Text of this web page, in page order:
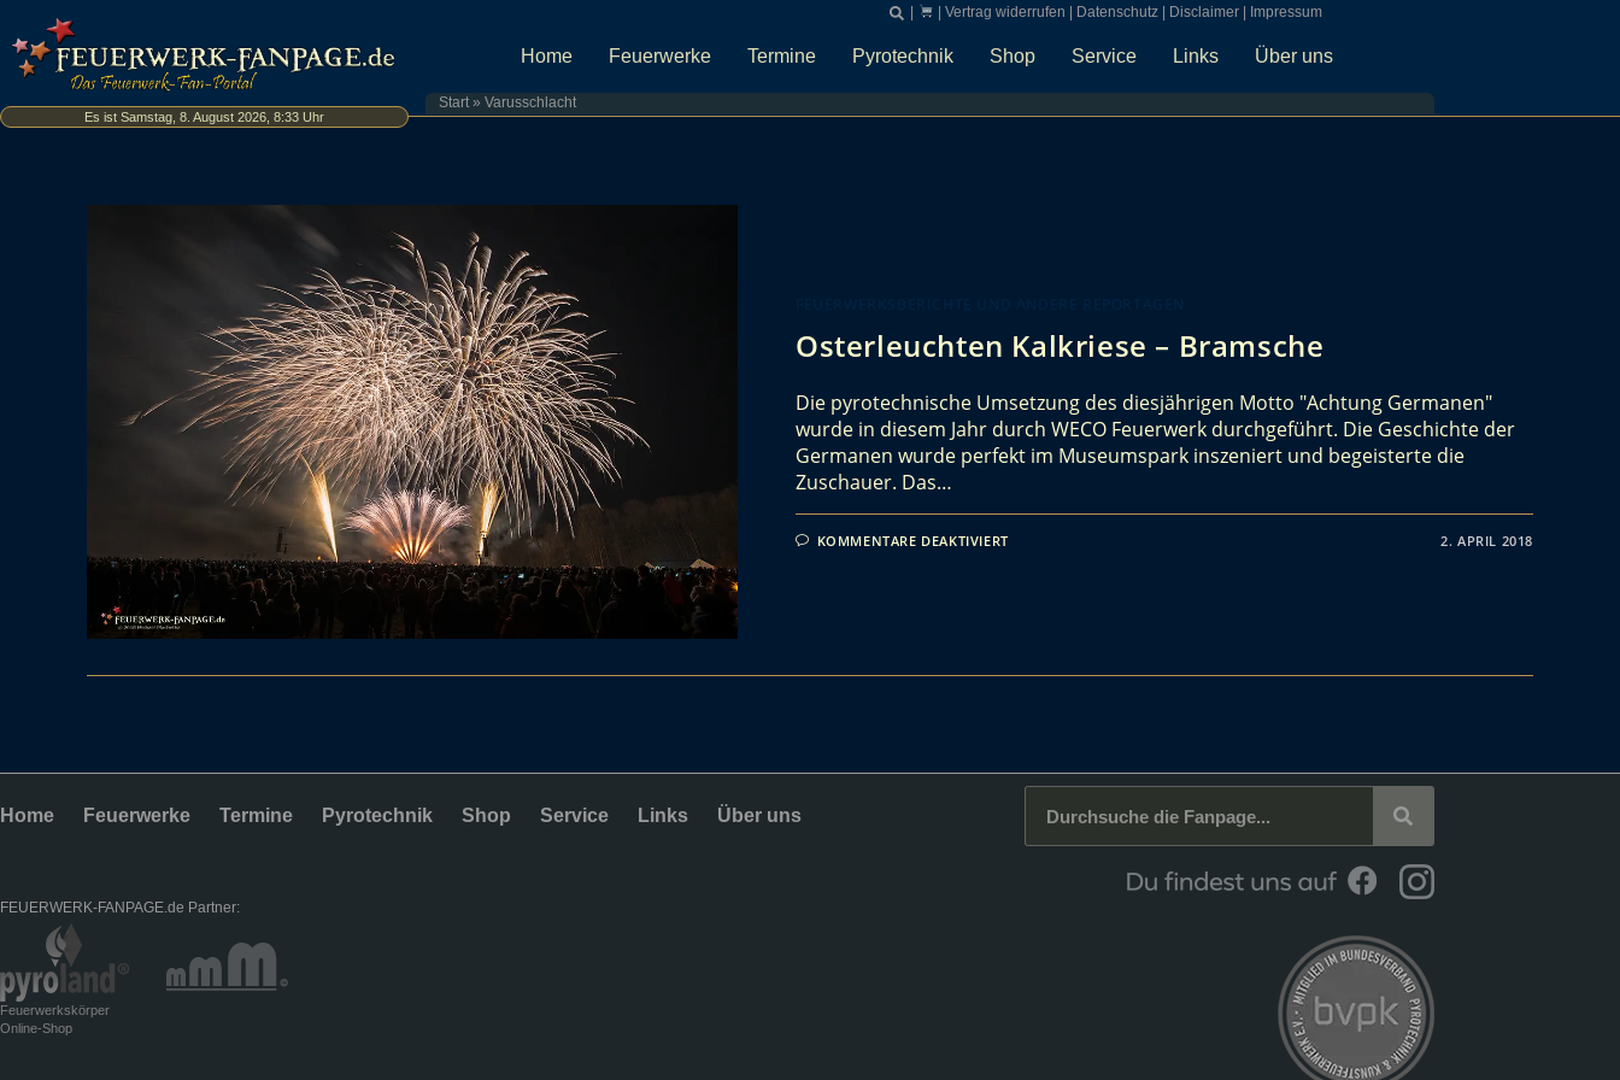
Es ist Samstag, 8. August 2026, 8:33 Uhr
Vertrag widerrufen Datenschutz| Disclaimer| Impressum
Home Feuerwerke Termine Pyrotechnik Shop Service Links Über uns
Start» Varusschlacht
Osterleuchten Kalkriese – Bramsche
Die pyrotechnische Umsetzung des diesjährigen Motto "Achtung Germanen"
wurde in diesem Jahr durch WECO Feuerwerk durchgeführt. Die Geschichte der
Germanen wurde perfekt im Museumspark inszeniert und begeisterte die
Zuschauer. Das…
KOMMENTARE DEAKTIVIERT 2. APRIL 2018
Home Feuerwerke Termine Pyrotechnik Shop Service Links Über uns
FEUERWERK-FANPAGE.de Partner:
Feuerwerkskörper
Online-Shop